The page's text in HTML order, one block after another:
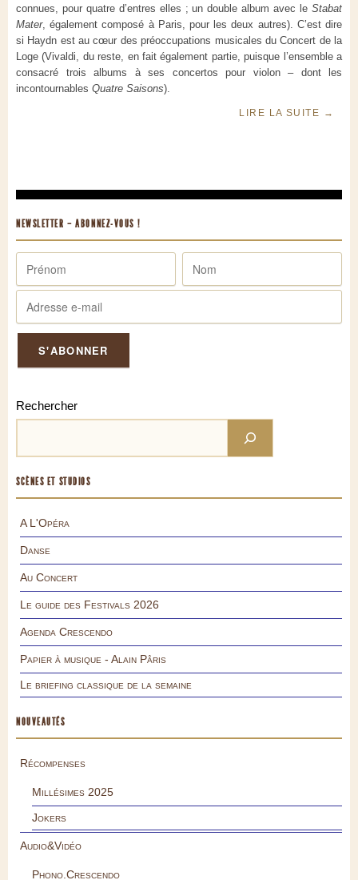
connues, pour quatre d’entres elles ; un double album avec le Stabat
Mater, également composé à Paris, pour les deux autres). C’est dire
si Haydn est au cœur des préoccupations musicales du Concert de la
Loge (Vivaldi, du reste, en fait également partie, puisque l’ensemble a
consacré trois albums à ses concertos pour violon – dont les
incontournables Quatre Saisons).
LIRE LA SUITE →
NEWSLETTER – ABONNEZ-VOUS !
Rechercher
SCÈNES ET STUDIOS
A L'Opéra
Danse
Au Concert
Le guide des Festivals 2026
Agenda Crescendo
Papier à musique - Alain Pâris
Le briefing classique de la semaine
NOUVEAUTÉS
Récompenses
Millésimes 2025
Jokers
Audio&Vidéo
Phono.Crescendo